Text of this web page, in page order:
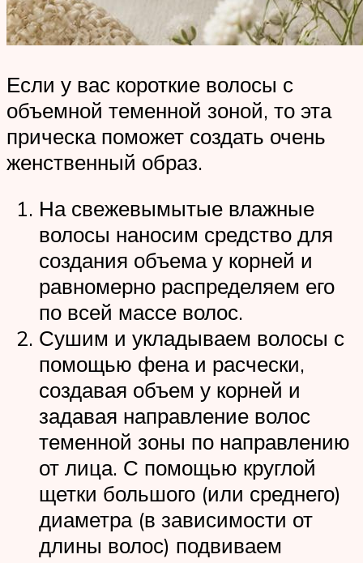
Если у вас короткие волосы с
объемной теменной зоной, то эта
прическа поможет создать очень
женственный образ.
На свежевымытые влажные
волосы наносим средство для
создания объема у корней и
равномерно распределяем его
по всей массе волос.
Сушим и укладываем волосы с
помощью фена и расчески,
создавая объем у корней и
задавая направление волос
теменной зоны по направлению
от лица. С помощью круглой
щетки большого (или среднего)
диаметра (в зависимости от
длины волос) подвиваем